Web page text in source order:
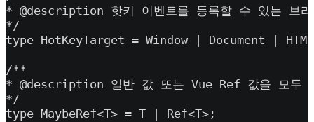
* @description 핫키 이벤트를 등록할 수 있는 브라
*/
type HotKeyTarget = Window | Document |
/**
* @description 일반 값 또는 Vue Ref 값을 모두
*/
type MaybeRef<T> = T | Ref<T>;